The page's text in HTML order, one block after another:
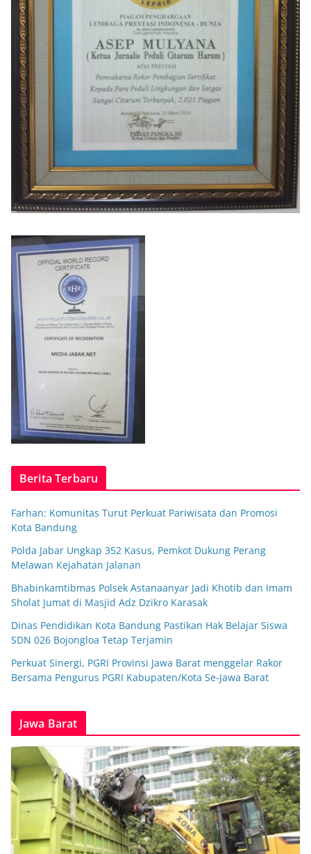
Berita Terbaru
Farhan: Komunitas Turut Perkuat Pariwisata dan Promosi
Kota Bandung
Polda Jabar Ungkap 352 Kasus, Pemkot Dukung Perang
Melawan Kejahatan Jalanan
Bhabinkamtibmas Polsek Astanaanyar Jadi Khotib dan Imam
Sholat Jumat di Masjid Adz Dzikro Karasak
Dinas Pendidikan Kota Bandung Pastikan Hak Belajar Siswa
SDN 026 Bojongloa Tetap Terjamin
Perkuat Sinergi, PGRI Provinsi Jawa Barat menggelar Rakor
Bersama Pengurus PGRI Kabupaten/Kota Se-Jawa Barat
Jawa Barat